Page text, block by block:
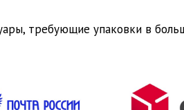
требующие упаковки в